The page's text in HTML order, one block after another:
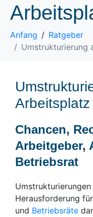
Anfang
Ratgeber
Umstrukturierung
Arbeitsplatz
Chancen,
Arbeitgeber,
Betriebsrat
Herausforderung
und Betriebsräte